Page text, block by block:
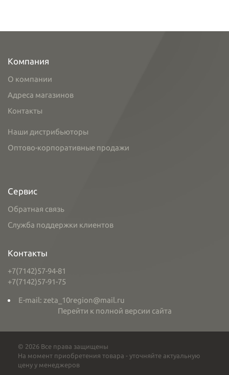
Компания
О компании
Адреса магазинов
Контакты
Наши дистрибьюторы
Оптово-корпоративные продажи
Сервис
Обратная связь
Служба поддержки клиентов
Контакты
+7(7142)57-94-81
+7(7142)57-91-75
E-mail: zeta_10region@mail.ru
Перейти к полной версии сайта
© 2026 Все права защищены
На момент приобретения товара - уточняйте актуальную
цену у менеджеров